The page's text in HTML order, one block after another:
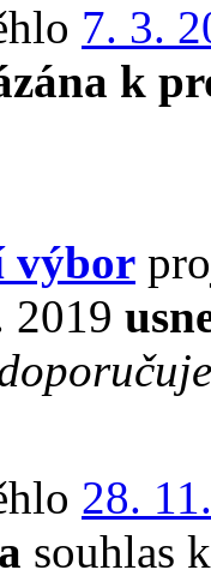
7. 3.
k
výbor
2019
28.
souhlas